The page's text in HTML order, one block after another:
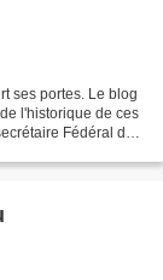
ses portes. Le blog
l'historique de ces
Fédéral de